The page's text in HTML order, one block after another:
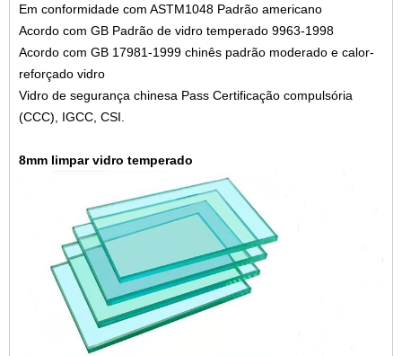
Em conformidade com ASTM1048 Padrão americano
Acordo com GB Padrão de vidro temperado 9963-1998
Acordo com GB 17981-1999 chinês padrão moderado e calor-
reforçado vidro
Vidro de segurança chinesa Pass Certificação compulsória
(CCC), IGCC, CSI.
8mm limpar vidro temperado